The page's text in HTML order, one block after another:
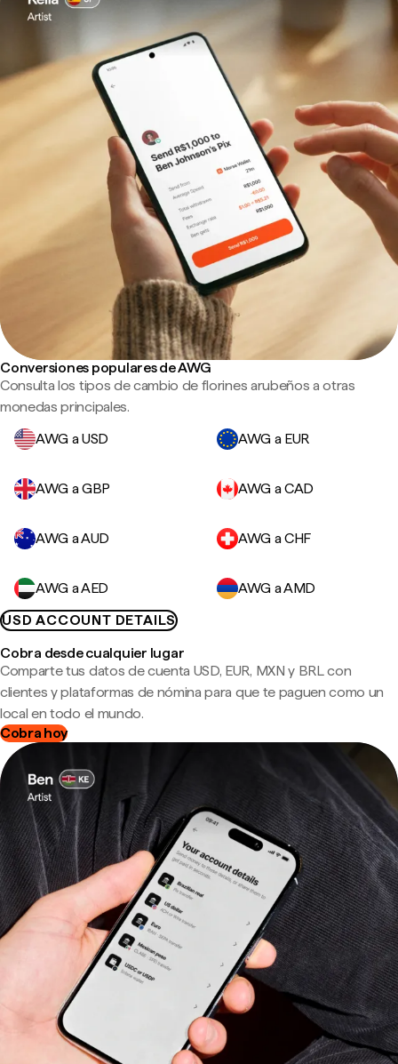
Conversiones populares de AWG
Consulta los tipos de cambio de florines arubeños a otras
monedas principales.
AWG a USD
AWG a EUR
AWG a GBP AWG a CAD
AWG a AUD AWG a CHF
AWG a AED
AWG a AMD
USD ACCOUNT DETAILS
Cobra desde cualquier lugar
Comparte tus datos de cuenta USD, EUR, MXN y BRL con
clientes y plataformas de nómina para que te paguen como un
local en todo el mundo.
Cobra hoy